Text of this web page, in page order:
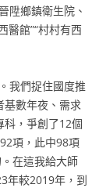
陞鄉鎮衛生院、
醫館”“村村有西
我們捉住國度推
基數年夜、需求
科，爭創了12個
項，此中98項
在這我給大師
年較2019年，到